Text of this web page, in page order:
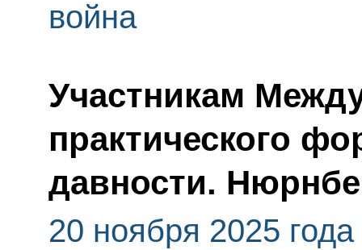
война
Участникам
практического
давности.
20 ноября 2025 года